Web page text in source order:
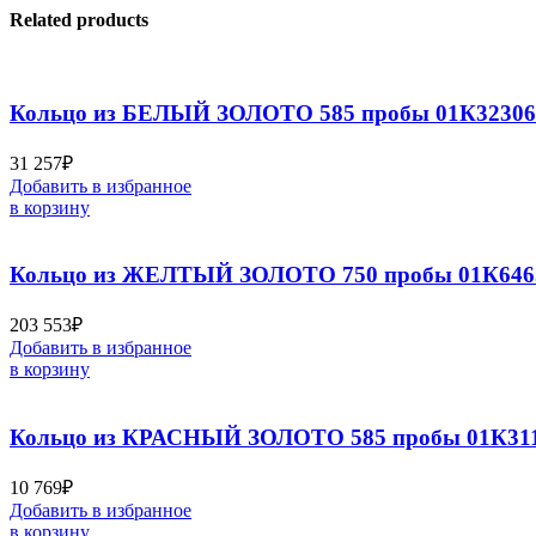
Related products
Кольцо из БЕЛЫЙ ЗОЛОТО 585 пробы
31 257₽
Добавить в избранное
в корзину
Кольцо из ЖЕЛТЫЙ ЗОЛОТО 750 пробы
203 553₽
Добавить в избранное
в корзину
Кольцо из КРАСНЫЙ ЗОЛОТО 585 пробы
10 769₽
Добавить в избранное
в корзину